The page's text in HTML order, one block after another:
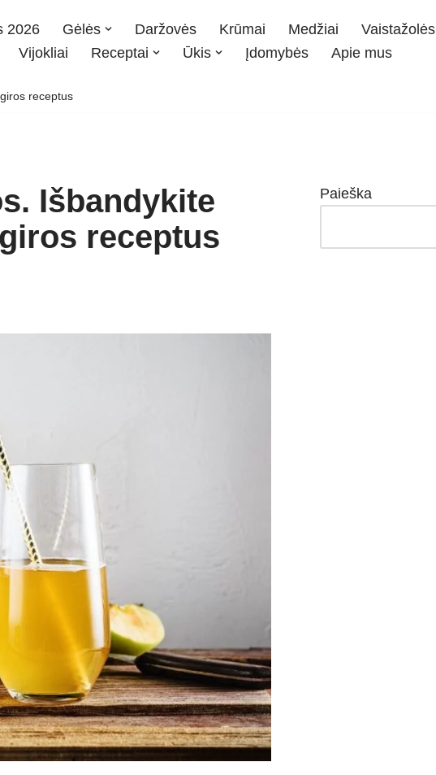
2026 Gėlės Daržovės Krūmai Medžiai Vaistažolės
Vijokliai Receptai Ūkis Įdomybės Apie mus
receptus
Išbandykite
receptus
Paieška